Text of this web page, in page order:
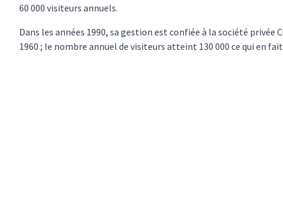
60 000 visiteurs annuels.
Dans les années 1990, sa gestion est confiée à la société
1960 ; le nombre annuel de visiteurs atteint 130 000 ce qui en